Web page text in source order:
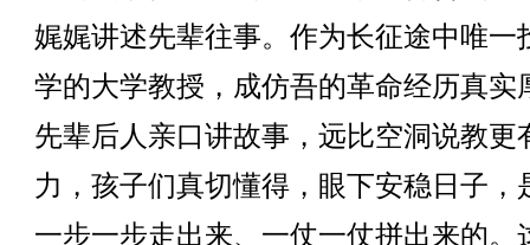
娓娓讲述先辈往事。作为长征途中唯一
学的大学教授，成仿吾的革命经历真实
先辈后人亲口讲故事，远比空洞说教更
力，孩子们真切懂得，眼下安稳日子，
一步一步走出来、一仗一仗拼出来的。